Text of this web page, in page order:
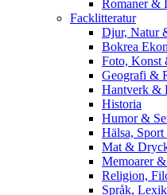
Romaner &
Facklitteratur
Djur, Natur
Bokrea
Foto, Konst
Geografi &
Hantverk &
Historia
Humor &
Hälsa,
Mat &
Memoarer
Religion,
Språk,